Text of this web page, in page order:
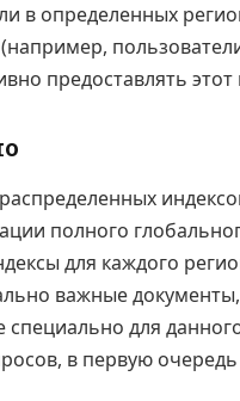
в определенных
предоставлять этот
полного
для каждого
важные
для
в первую очередь